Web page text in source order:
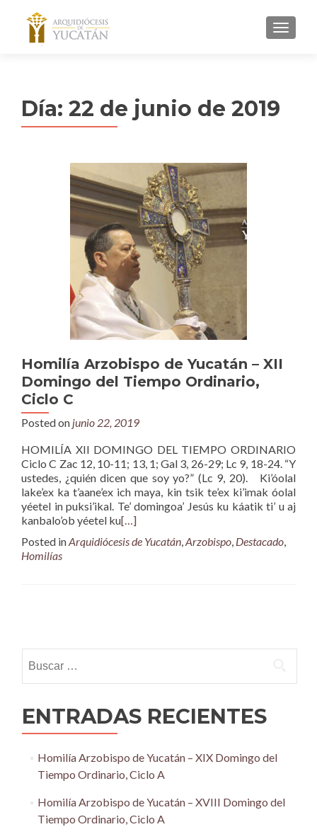
MENU
Día: 22 de junio de 2019
Homilía Arzobispo de Yucatán – XII
Domingo del Tiempo Ordinario,
Ciclo C
Posted on junio 22, 2019
HOMILÍA XII DOMINGO DEL TIEMPO ORDINARIO
Ciclo C Zac 12, 10-11; 13, 1; Gal 3, 26-29; Lc 9, 18-24. “Y
ustedes, ¿quién dicen que soy yo?” (Lc 9, 20). Ki’óolal
lake’ex ka t’aane’ex ich maya, kin tsik te’ex ki’imak óolal
yéetel in puksi’ikal. Te’ domingoa’ Jesús ku káatik ti’ u aj
kanbalo’ob yéetel ku[…]
Posted inArquidiócesis de Yucatán,Arzobispo, Destacado,
Homilías
navigation
ENTRADAS RECIENTES
Homilía Arzobispo de Yucatán – XIX Domingo del
Tiempo Ordinario, Ciclo A
Homilía Arzobispo de Yucatán – XVIII Domingo del
Tiempo Ordinario, Ciclo A